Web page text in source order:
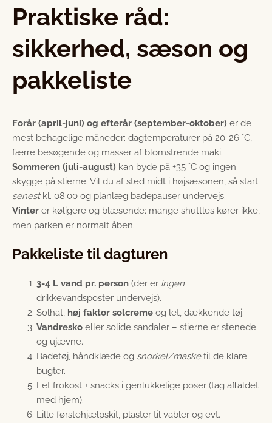
Praktiske råd:
sikkerhed, sæson og
pakkeliste
Forår (april-juni) og efterår (september-oktober) er de
mest behagelige måneder: dagtemperaturer på 20-26 °C,
færre besøgende og masser af blomstrende maki.
Sommeren (juli-august) kan byde på +35 °C og ingen
skygge på stierne. Vil du af sted midt i højsæsonen, så start
senestkl. 08:00 og planlæg badepauser undervejs.
Vinter er køligere og blæsende; mange shuttles kører ikke,
men parken er normalt åben.
Pakkeliste til dagturen
3-4 L vand pr. person (der er ingen
drikkevandsposter undervejs).
Solhat, høj faktor solcreme og let, dækkende tøj.
Vandresko eller solide sandaler – stierne er stenede
og ujævne.
Badetøj, håndklæde og snorkel/masketil de klare
bugter.
Let frokost + snacks i genlukkelige poser (tag affaldet
med hjem).
Lille førstehjælpskit, plaster til vabler og evt.